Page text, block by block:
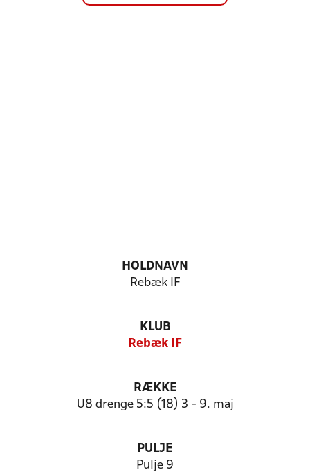
HOLDNAVN
Rebæk IF
KLUB
Rebæk IF
RÆKKE
U8 drenge 5:5 (18) 3 - 9. maj
PULJE
Pulje 9